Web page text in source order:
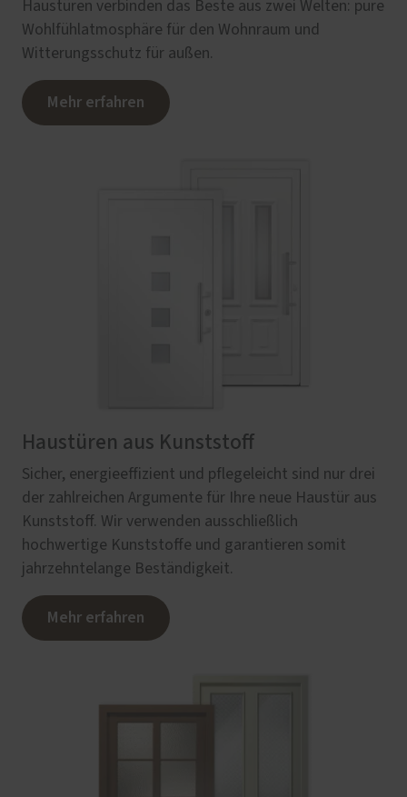
Haustüren verbinden das Beste aus zwei Welten: pure
Wohlfühlatmosphäre für den Wohnraum und
Witterungsschutz für außen.
Mehr erfahren
Haustüren aus Kunststoff
Sicher, energieeffizient und pflegeleicht sind nur drei
der zahlreichen Argumente für Ihre neue Haustür aus
Kunststoff. Wir verwenden ausschließlich
hochwertige Kunststoffe und garantieren somit
jahrzehntelange Beständigkeit.
Mehr erfahren